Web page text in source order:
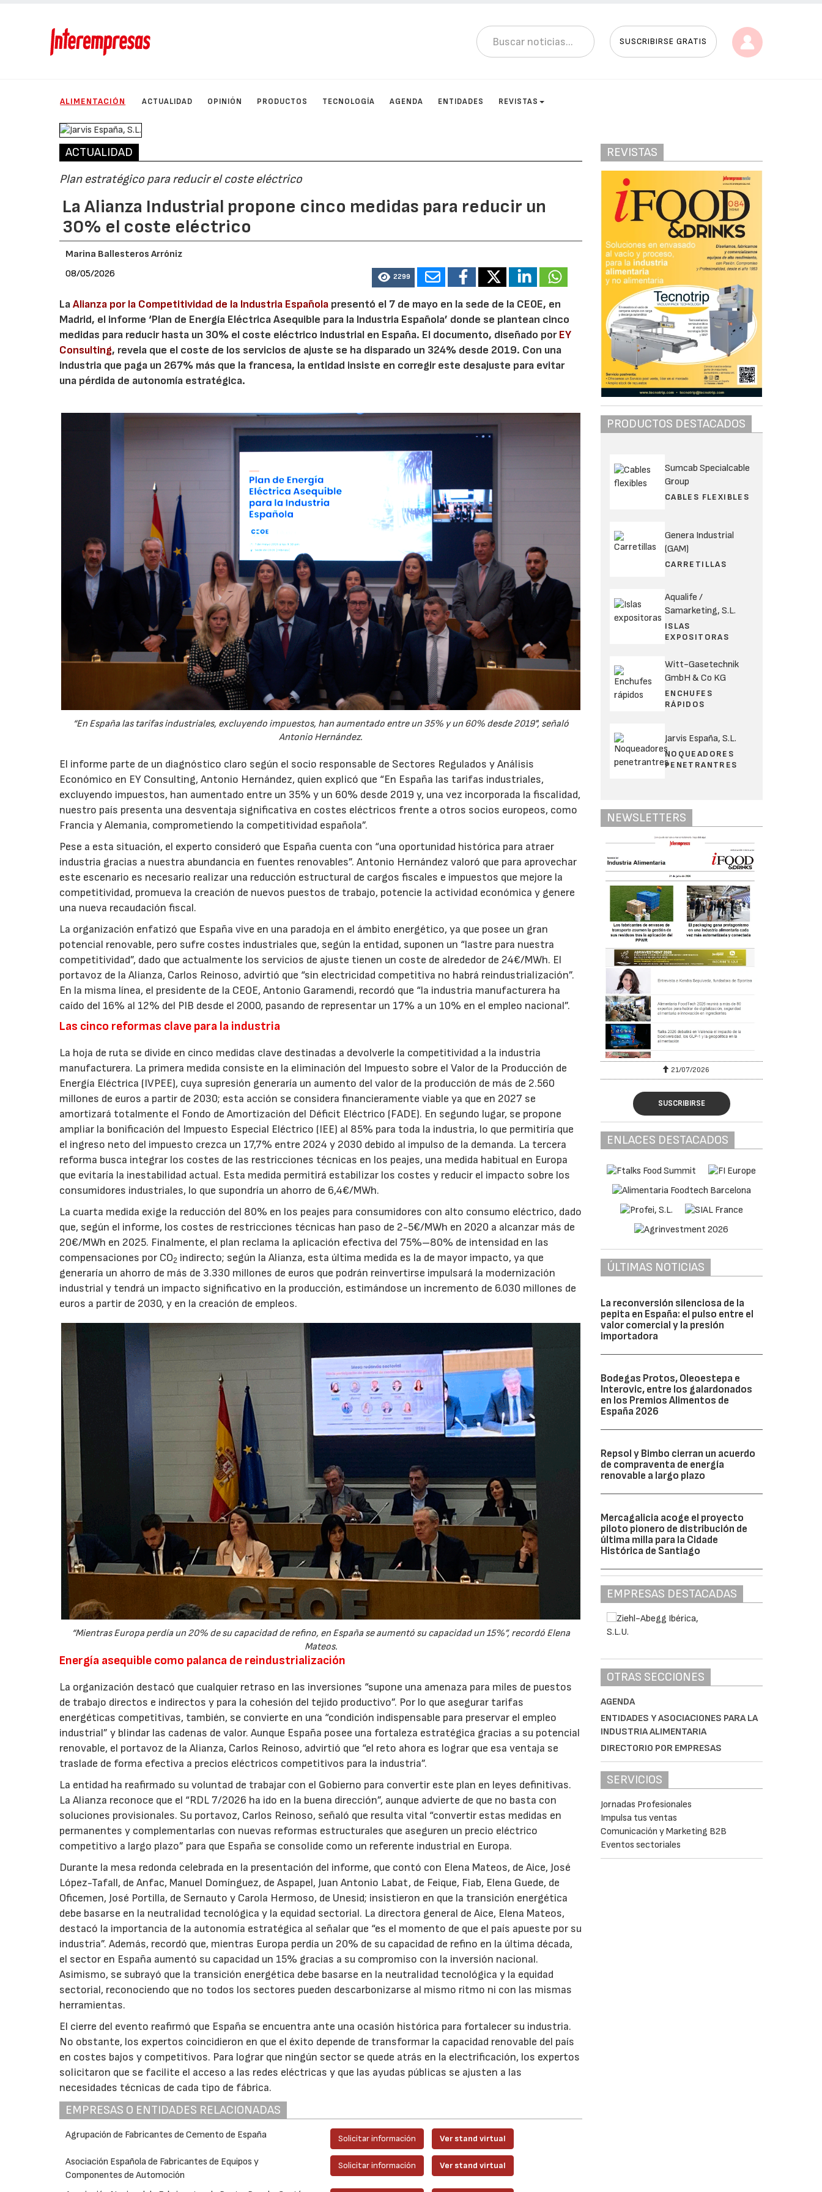
SUSCRIBIRSE GRATIS
ALIMENTACIÓN ACTUALIDAD OPINIÓN PRODUCTOS TECNOLOGÍA AGENDA ENTIDADES REVISTAS
ACTUALIDAD
Plan estratégico para reducir el coste eléctrico
La Alianza Industrial propone cinco medidas para reducir un
30% el coste eléctrico
Marina Ballesteros Arróniz
08/05/2026
2299
LaAlianza por la Competitividad de la Industria Española presentó el 7 de mayo en la sede de la CEOE, en
Madrid, el informe ‘Plan de Energía Eléctrica Asequible para la Industria Española’ donde se plantean cinco
medidas para reducir hasta un 30% el coste eléctrico industrial en España. El documento, diseñado porEY
Consulting, revela que el coste de los servicios de ajuste se ha disparado un 324% desde 2019. Con una
industria que paga un 267% más que la francesa, la entidad insiste en corregir este desajuste para evitar
una pérdida de autonomía estratégica.
“En España las tarifas industriales, excluyendo impuestos, han aumentado entre un 35% y un 60% desde 2019", señaló
Antonio Hernández.
El informe parte de un diagnóstico claro según el socio responsable de Sectores Regulados y Análisis
Económico en EY Consulting, Antonio Hernández, quien explicó que “En España las tarifas industriales,
excluyendo impuestos, han aumentado entre un 35% y un 60% desde 2019 y, una vez incorporada la fiscalidad,
nuestro país presenta una desventaja significativa en costes eléctricos frente a otros socios europeos, como
Francia y Alemania, comprometiendo la competitividad española”.
Pese a esta situación, el experto consideró que España cuenta con “una oportunidad histórica para atraer
industria gracias a nuestra abundancia en fuentes renovables”. Antonio Hernández valoró que para aprovechar
este escenario es necesario realizar una reducción estructural de cargos fiscales e impuestos que mejore la
competitividad, promueva la creación de nuevos puestos de trabajo, potencie la actividad económica y genere
una nueva recaudación fiscal.
La organización enfatizó que España vive en una paradoja en el ámbito energético, ya que posee un gran
potencial renovable, pero sufre costes industriales que, según la entidad, suponen un “lastre para nuestra
competitividad”, dado que actualmente los servicios de ajuste tienen un coste de alrededor de 24€/MWh. El
portavoz de la Alianza, Carlos Reinoso, advirtió que “sin electricidad competitiva no habrá reindustrialización”.
En la misma línea, el presidente de la CEOE, Antonio Garamendi, recordó que “la industria manufacturera ha
caído del 16% al 12% del PIB desde el 2000, pasando de representar un 17% a un 10% en el empleo nacional”.
Las cinco reformas clave para la industria
La hoja de ruta se divide en cinco medidas clave destinadas a devolverle la competitividad a la industria
manufacturera. La primera medida consiste en la eliminación del Impuesto sobre el Valor de la Producción de
Energía Eléctrica (IVPEE), cuya supresión generaría un aumento del valor de la producción de más de 2.560
millones de euros a partir de 2030; esta acción se considera financieramente viable ya que en 2027 se
amortizará totalmente el Fondo de Amortización del Déficit Eléctrico (FADE). En segundo lugar, se propone
ampliar la bonificación del Impuesto Especial Eléctrico (IEE) al 85% para toda la industria, lo que permitiría que
el ingreso neto del impuesto crezca un 17,7% entre 2024 y 2030 debido al impulso de la demanda. La tercera
reforma busca integrar los costes de las restricciones técnicas en los peajes, una medida habitual en Europa
que evitaría la inestabilidad actual. Esta medida permitirá estabilizar los costes y reducir el impacto sobre los
consumidores industriales, lo que supondría un ahorro de 6,4€/MWh.
La cuarta medida exige la reducción del 80% en los peajes para consumidores con alto consumo eléctrico, dado
que, según el informe, los costes de restricciones técnicas han paso de 2-5€/MWh en 2020 a alcanzar más de
20€/MWh en 2025. Finalmente, el plan reclama la aplicación efectiva del 75%–80% de intensidad en las
compensaciones por CO2 indirecto; según la Alianza, esta última medida es la de mayor impacto, ya que
generaría un ahorro de más de 3.330 millones de euros que podrán reinvertirse impulsará la modernización
industrial y tendrá un impacto significativo en la producción, estimándose un incremento de 6.030 millones de
euros a partir de 2030, y en la creación de empleos.
“Mientras Europa perdía un 20% de su capacidad de refino, en España se aumentó su capacidad un 15%”, recordó Elena
Mateos.
Energía asequible como palanca de reindustrialización
La organización destacó que cualquier retraso en las inversiones “supone una amenaza para miles de puestos
de trabajo directos e indirectos y para la cohesión del tejido productivo”. Por lo que asegurar tarifas
energéticas competitivas, también, se convierte en una “condición indispensable para preservar el empleo
industrial” y blindar las cadenas de valor. Aunque España posee una fortaleza estratégica gracias a su potencial
renovable, el portavoz de la Alianza, Carlos Reinoso, advirtió que “el reto ahora es lograr que esa ventaja se
traslade de forma efectiva a precios eléctricos competitivos para la industria”.
La entidad ha reafirmado su voluntad de trabajar con el Gobierno para convertir este plan en leyes definitivas.
La Alianza reconoce que el “RDL 7/2026 ha ido en la buena dirección”, aunque advierte de que no basta con
soluciones provisionales. Su portavoz, Carlos Reinoso, señaló que resulta vital “convertir estas medidas en
permanentes y complementarlas con nuevas reformas estructurales que aseguren un precio eléctrico
competitivo a largo plazo” para que España se consolide como un referente industrial en Europa.
Durante la mesa redonda celebrada en la presentación del informe, que contó con Elena Mateos, de Aice, José
López-Tafall, de Anfac, Manuel Domínguez, de Aspapel, Juan Antonio Labat, de Feique, Fiab, Elena Guede, de
Oficemen, José Portilla, de Sernauto y Carola Hermoso, de Unesid; insistieron en que la transición energética
debe basarse en la neutralidad tecnológica y la equidad sectorial. La directora general de Aice, Elena Mateos,
destacó la importancia de la autonomía estratégica al señalar que “es el momento de que el país apueste por su
industria”. Además, recordó que, mientras Europa perdía un 20% de su capacidad de refino en la última década,
el sector en España aumentó su capacidad un 15% gracias a su compromiso con la inversión nacional.
Asimismo, se subrayó que la transición energética debe basarse en la neutralidad tecnológica y la equidad
sectorial, reconociendo que no todos los sectores pueden descarbonizarse al mismo ritmo ni con las mismas
herramientas.
El cierre del evento reafirmó que España se encuentra ante una ocasión histórica para fortalecer su industria.
No obstante, los expertos coincidieron en que el éxito depende de transformar la capacidad renovable del país
en costes bajos y competitivos. Para lograr que ningún sector se quede atrás en la electrificación, los expertos
solicitaron que se facilite el acceso a las redes eléctricas y que las ayudas públicas se ajusten a las
necesidades técnicas de cada tipo de fábrica.
EMPRESAS O ENTIDADES RELACIONADAS
Agrupación de Fabricantes de Cemento de España Solicitar información Ver stand virtual
Asociación Española de Fabricantes de Equipos y
Componentes de Automoción
Solicitar información Ver stand virtual
REVISTAS
PRODUCTOS DESTACADOS
Sumcab Specialcable
Group
CABLES FLEXIBLES
Genera Industrial
(GAM)
CARRETILLAS
Aqualife /
Samarketing, S.L.
ISLAS
EXPOSITORAS
Witt-Gasetechnik
GmbH & Co KG
ENCHUFES
RÁPIDOS
Jarvis España, S.L.
NOQUEADORES
PENETRANTRES
NEWSLETTERS
21/07/2026 28/07/2026 21/07/2026
SUSCRIBIRSE
ENLACES DESTACADOS
ÚLTIMAS NOTICIAS
La reconversión silenciosa de la
pepita en España: el pulso entre el
valor comercial y la presión
importadora
Bodegas Protos, Oleoestepa e
Interovic, entre los galardonados
en los Premios Alimentos de
España 2026
Repsol y Bimbo cierran un acuerdo
de compraventa de energía
renovable a largo plazo
Mercagalicia acoge el proyecto
piloto pionero de distribución de
última milla para la Cidade
Histórica de Santiago
EMPRESAS DESTACADAS
OTRAS SECCIONES
AGENDA
ENTIDADES Y ASOCIACIONES PARA LA
INDUSTRIA ALIMENTARIA
DIRECTORIO POR EMPRESAS
SERVICIOS
Jornadas Profesionales
Impulsa tus ventas
Comunicación y Marketing B2B
Eventos sectoriales